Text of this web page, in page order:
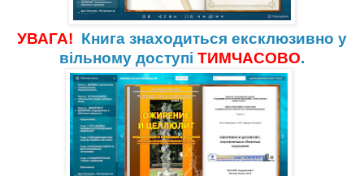
УВАГА! Книга знаходиться ексклюзивно у
вільному доступі ТИМЧАСОВО.